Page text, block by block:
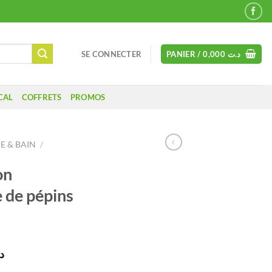
SE CONNECTER PANIER / د.ت
COFFRETS PROMOS
& BAIN /
de pépins
Le